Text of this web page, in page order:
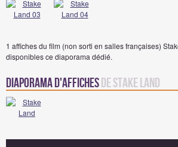
1 affiches du film (non sorti en salles françaises)
disponibles ce diaporama dédié.
Diaporama d'affichesde Stake Land